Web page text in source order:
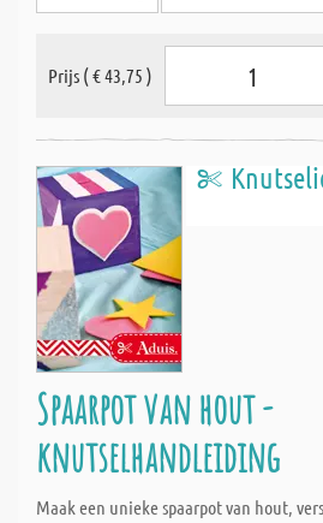
Prijs ( € 43,75 )
Spaarpot van hout -
knutselhandleiding
Maak een unieke spaarpot van hout,